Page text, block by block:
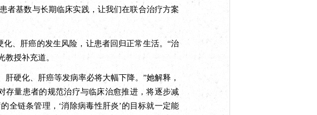
者基数与长期临床实践，让我们在联合治疗方案
、肝癌的发生风险，让患者回归正常生活。“治
授补充道。
硬化、肝癌等发病率必将大幅下降。”她解释，
存量患者的规范治疗与临床治愈推进，将逐步减
全链条管理，‘消除病毒性肝炎’的目标就一定能